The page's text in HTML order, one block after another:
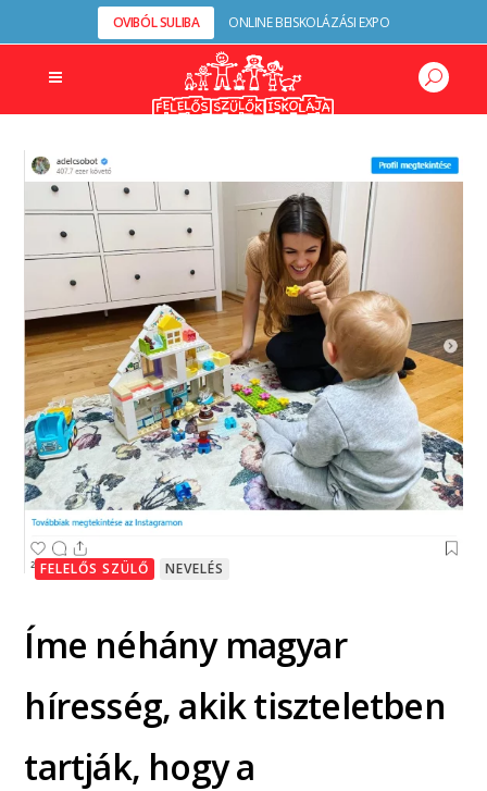
OVIBÓL SULIBA ONLINE BEISKOLÁZÁSI EXPO
FELELŐS SZÜLŐ NEVELÉS
Íme néhány magyar
híresség, akik tiszteletben
tartják, hogy a